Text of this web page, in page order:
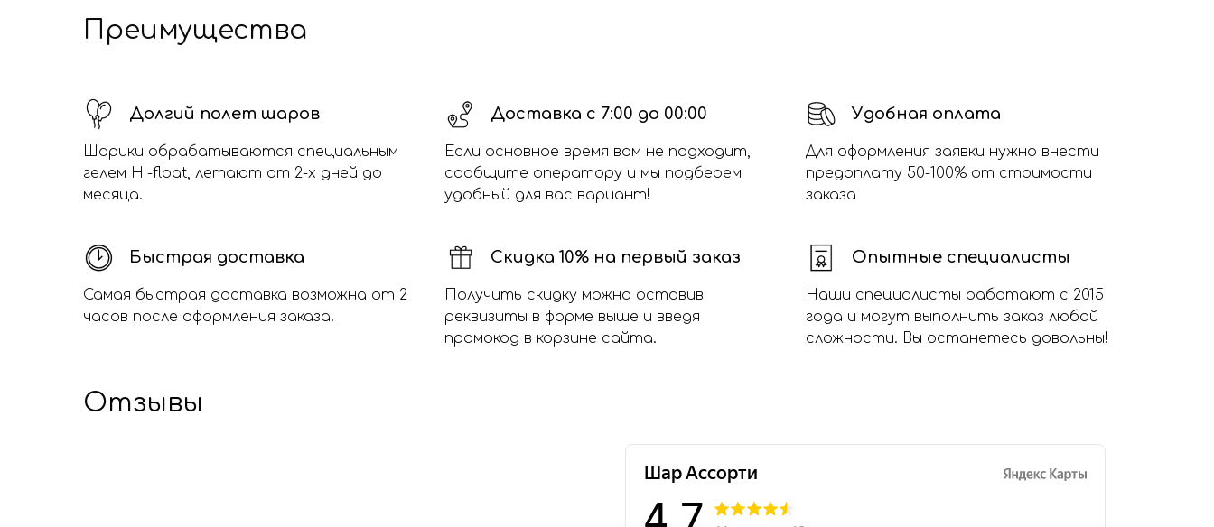
Преимущества
Долгий полет шаров
Шарики обрабатываются специальным
гелем Hi-float, летают от 2-х дней до
месяца.
Доставка с 7:00 до 00:00
Если основное время вам не подходит,
сообщите оператору и мы подберем
удобный для вас вариант!
Удобная оплата
Для оформления заявки нужно внести
предоплату 50-100% от стоимости
заказа
Быстрая доставка
Самая быстрая доставка возможна от 2
часов после оформления заказа.
Скидка 10% на первый заказ
Получить скидку можно оставив
реквизиты в форме выше и введя
промокод в корзине сайта.
Опытные специалисты
Наши специалисты работают с 2015
года и могут выполнить заказ любой
сложности. Вы останетесь довольны!
Отзывы